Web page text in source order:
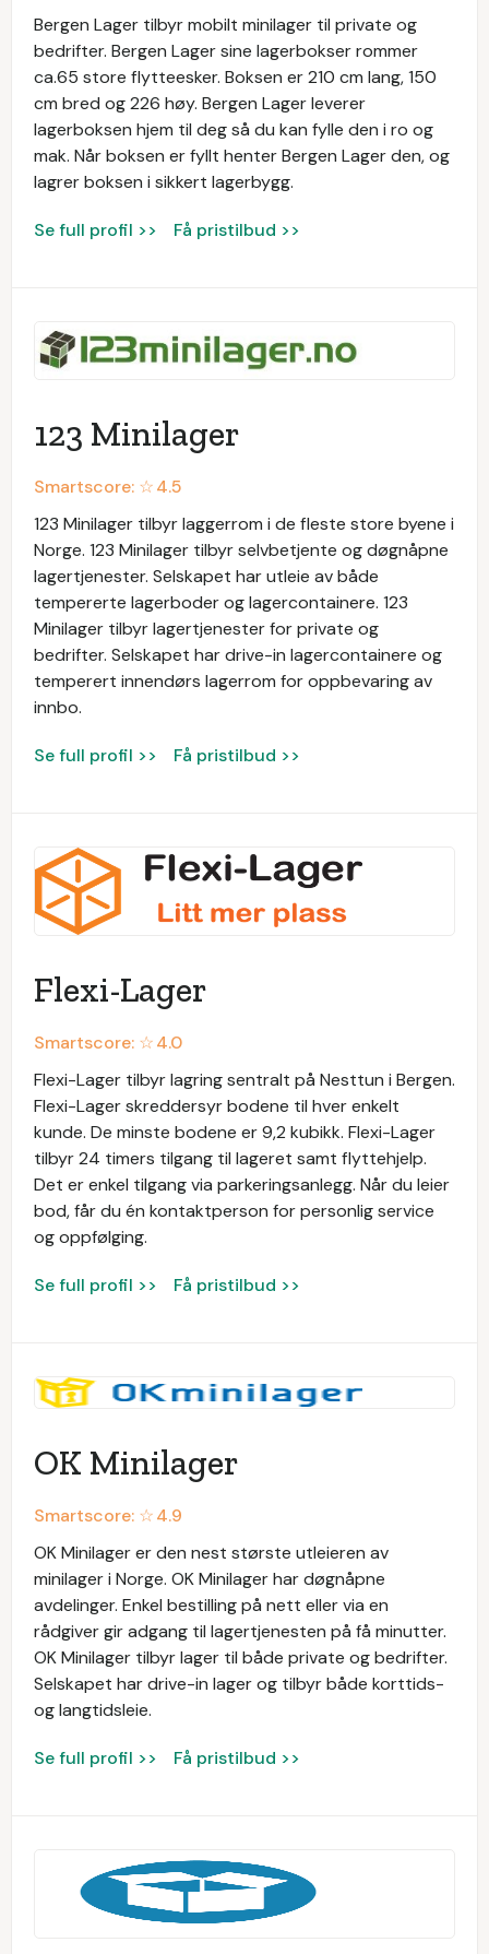
Bergen Lager tilbyr mobilt minilager til private og
bedrifter. Bergen Lager sine lagerbokser rommer
ca.65 store flytteesker. Boksen er 210 cm lang, 150
cm bred og 226 høy. Bergen Lager leverer
lagerboksen hjem til deg så du kan fylle den i ro og
mak. Når boksen er fyllt henter Bergen Lager den, og
lagrer boksen i sikkert lagerbygg.
Se full profil >> Få pristilbud >>
123 Minilager
Smartscore: ☆4.5
123 Minilager tilbyr laggerrom i de fleste store byene i
Norge. 123 Minilager tilbyr selvbetjente og døgnåpne
lagertjenester. Selskapet har utleie av både
tempererte lagerboder og lagercontainere. 123
Minilager tilbyr lagertjenester for private og
bedrifter. Selskapet har drive-in lagercontainere og
temperert innendørs lagerrom for oppbevaring av
innbo.
Se full profil >> Få pristilbud >>
Flexi-Lager
Smartscore: ☆4.0
Flexi-Lager tilbyr lagring sentralt på Nesttun i Bergen.
Flexi-Lager skreddersyr bodene til hver enkelt
kunde. De minste bodene er 9,2 kubikk. Flexi-Lager
tilbyr 24 timers tilgang til lageret samt flyttehjelp.
Det er enkel tilgang via parkeringsanlegg. Når du leier
bod, får du én kontaktperson for personlig service
og oppfølging.
Se full profil >> Få pristilbud >>
OK Minilager
Smartscore: ☆4.9
OK Minilager er den nest største utleieren av
minilager i Norge. OK Minilager har døgnåpne
avdelinger. Enkel bestilling på nett eller via en
rådgiver gir adgang til lagertjenesten på få minutter.
OK Minilager tilbyr lager til både private og bedrifter.
Selskapet har drive-in lager og tilbyr både korttids-
og langtidsleie.
Se full profil >> Få pristilbud >>